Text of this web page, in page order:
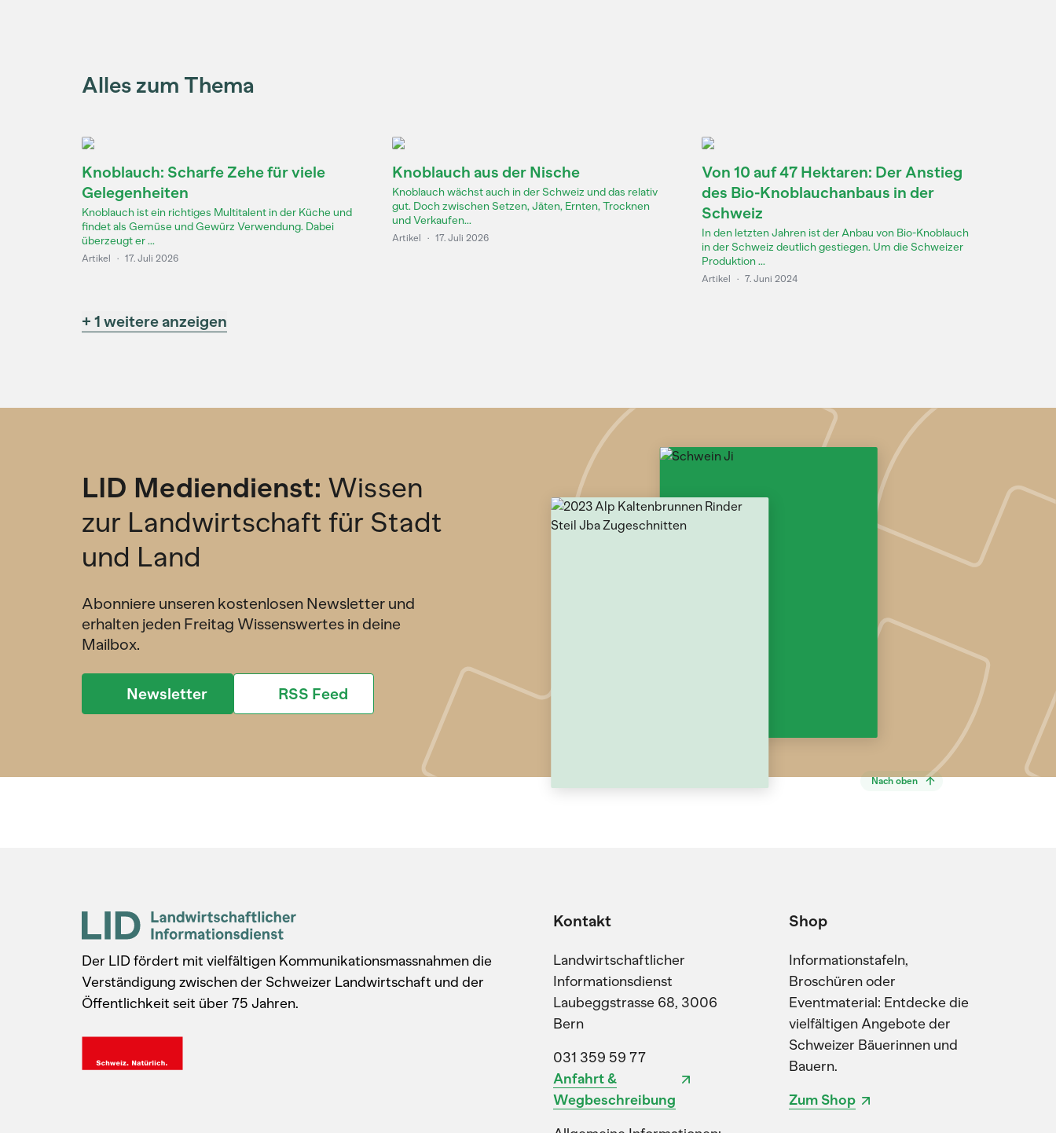
Alles zum Thema
Knoblauch: Scharfe Zehe für viele
Gelegenheiten
Knoblauch ist ein richtiges Multitalent in der Küche und
findet als Gemüse und Gewürz Verwendung. Dabei
überzeugt er ...
Artikel · 17. Juli 2026
Knoblauch aus der Nische
Knoblauch wächst auch in der Schweiz und das relativ
gut. Doch zwischen Setzen, Jäten, Ernten, Trocknen
und Verkaufen...
Artikel · 17. Juli 2026
Von 10 auf 47 Hektaren: Der Anstieg
des Bio-Knoblauchanbaus in der
Schweiz
In den letzten Jahren ist der Anbau von Bio-Knoblauch
in der Schweiz deutlich gestiegen. Um die Schweizer
Produktion ...
Artikel · 7. Juni 2024
+ 1 weitere anzeigen
LID Mediendienst: Wissen
zur Landwirtschaft für Stadt
und Land
Abonniere unseren kostenlosen Newsletter und
erhalten jeden Freitag Wissenswertes in deine
Mailbox.
Newsletter RSS Feed
Nach oben
Der LID fördert mit vielfältigen Kommunikationsmassnahmen die
Verständigung zwischen der Schweizer Landwirtschaft und der
Öffentlichkeit seit über 75 Jahren.
Kontakt
Landwirtschaftlicher
Informationsdienst
Laubeggstrasse 68, 3006
Bern
031 359 59 77
Anfahrt &
Wegbeschreibung
Shop
Informationstafeln,
Broschüren oder
Eventmaterial: Entdecke die
vielfältigen Angebote der
Schweizer Bäuerinnen und
Bauern.
Zum Shop